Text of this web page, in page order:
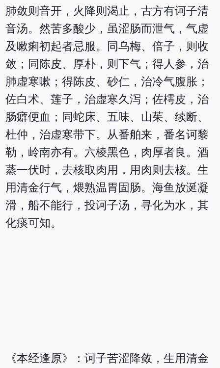
肺敛则音开，火降则渴止，古方有诃子清
音汤。然苦多酸少，虽涩肠而泄气，气虚
及嗽痢初起者忌服。同乌梅、倍子，则收
敛；同陈皮、厚朴，则下气；得人参，治
肺虚寒嗽；得陈皮、砂仁，治冷气腹胀；
佐白术、莲子，治虚寒久泻；佐樗皮，治
肠癖便血；同蛇床、五味、山茱、续断、
杜仲，治虚寒带下。从番舶来，番名诃黎
勒，岭南亦有。六棱黑色，肉厚者良。酒
蒸一伏时，去核取肉用，用肉则去核。生
用清金行气，煨熟温胃固肠。海鱼放涎凝
滑，船不能行，投诃子汤，寻化为水，其
化痰可知。
《本经逢原》：诃子苦涩降敛，生用清金